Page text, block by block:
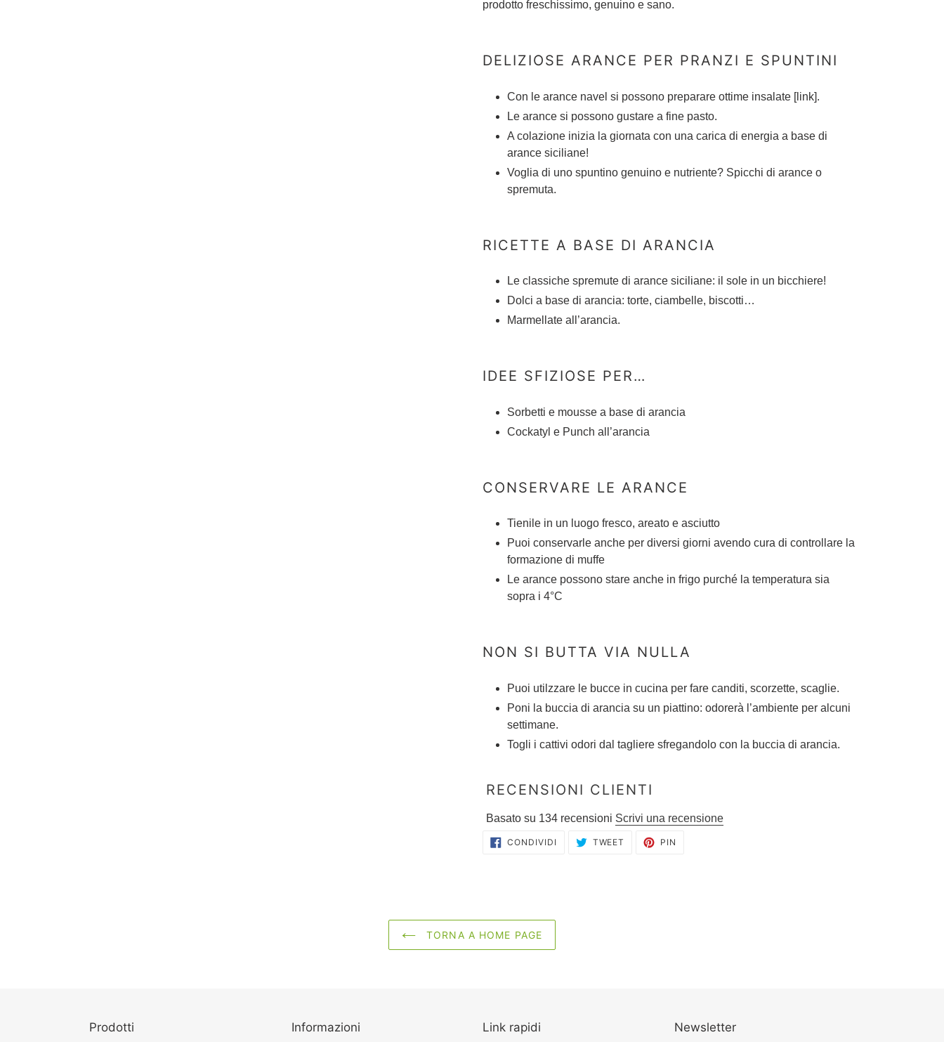
prodotto freschissimo, genuino e sano.
DELIZIOSE ARANCE PER PRANZI E SPUNTINI
Con le arance navel si possono preparare ottime insalate [link].
Le arance si possono gustare a fine pasto.
A colazione inizia la giornata con una carica di energia a base di
arance siciliane!
Voglia di uno spuntino genuino e nutriente? Spicchi di arance o
spremuta.
RICETTE A BASE DI ARANCIA
Le classiche spremute di arance siciliane: il sole in un bicchiere!
Dolci a base di arancia: torte, ciambelle, biscotti…
Marmellate all’arancia.
IDEE SFIZIOSE PER…
Sorbetti e mousse a base di arancia
Cockatyl e Punch all’arancia
CONSERVARE LE ARANCE
Tienile in un luogo fresco, areato e asciutto
Puoi conservarle anche per diversi giorni avendo cura di controllare la
formazione di muffe
Le arance possono stare anche in frigo purché la temperatura sia
sopra i 4°C
NON SI BUTTA VIA NULLA
Puoi utilzzare le bucce in cucina per fare canditi, scorzette, scaglie.
Poni la buccia di arancia su un piattino: odorerà l’ambiente per alcuni
settimane.
Togli i cattivi odori dal tagliere sfregandolo con la buccia di arancia.
RECENSIONI CLIENTI
Basato su 134 recensioni Scrivi una recensione
CONDIVIDI CONDIVIDITWEET TWITTA PIN
TORNA A HOME PAGE
Prodotti Informazioni Link rapidi Newsletter